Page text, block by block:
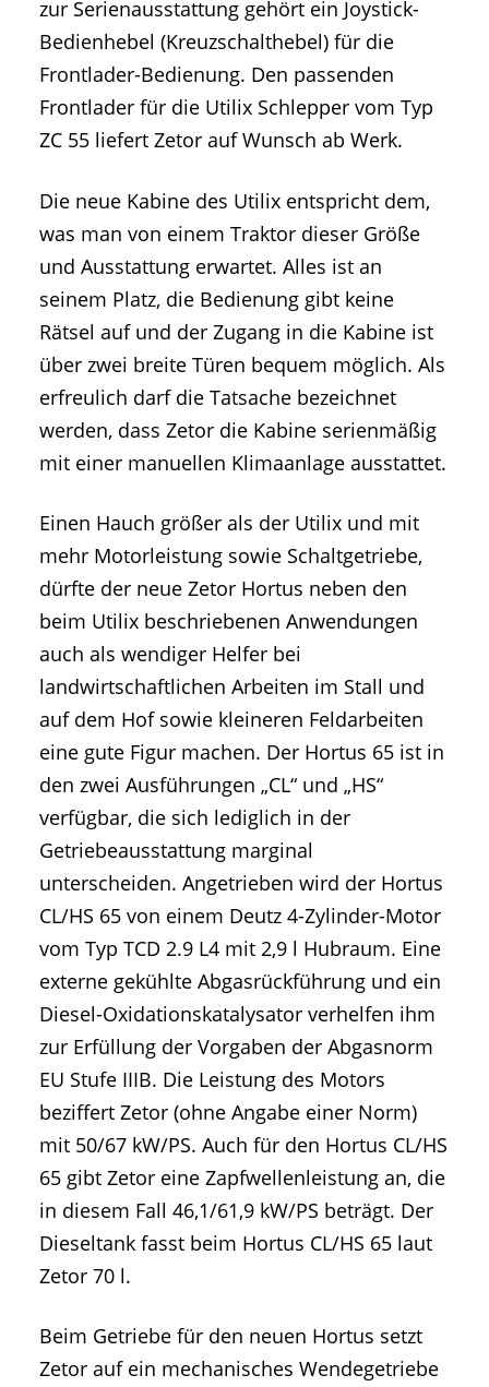
zur Serienausstattung gehört ein Joystick-
Bedienhebel (Kreuzschalthebel) für die
Frontlader-Bedienung. Den passenden
Frontlader für die Utilix Schlepper vom Typ
ZC 55 liefert Zetor auf Wunsch ab Werk.
Die neue Kabine des Utilix entspricht dem,
was man von einem Traktor dieser Größe
und Ausstattung erwartet. Alles ist an
seinem Platz, die Bedienung gibt keine
Rätsel auf und der Zugang in die Kabine ist
über zwei breite Türen bequem möglich. Als
erfreulich darf die Tatsache bezeichnet
werden, dass Zetor die Kabine serienmäßig
mit einer manuellen Klimaanlage ausstattet.
Einen Hauch größer als der Utilix und mit
mehr Motorleistung sowie Schaltgetriebe,
dürfte der neue Zetor Hortus neben den
beim Utilix beschriebenen Anwendungen
auch als wendiger Helfer bei
landwirtschaftlichen Arbeiten im Stall und
auf dem Hof sowie kleineren Feldarbeiten
eine gute Figur machen. Der Hortus 65 ist in
den zwei Ausführungen „CL“ und „HS“
verfügbar, die sich lediglich in der
Getriebeausstattung marginal
unterscheiden. Angetrieben wird der Hortus
CL/HS 65 von einem Deutz 4-Zylinder-Motor
vom Typ TCD 2.9 L4 mit 2,9 l Hubraum. Eine
externe gekühlte Abgasrückführung und ein
Diesel-Oxidationskatalysator verhelfen ihm
zur Erfüllung der Vorgaben der Abgasnorm
EU Stufe IIIB. Die Leistung des Motors
beziffert Zetor (ohne Angabe einer Norm)
mit 50/67 kW/PS. Auch für den Hortus CL/HS
65 gibt Zetor eine Zapfwellenleistung an, die
in diesem Fall 46,1/61,9 kW/PS beträgt. Der
Dieseltank fasst beim Hortus CL/HS 65 laut
Zetor 70 l.
Beim Getriebe für den neuen Hortus setzt
Zetor auf ein mechanisches Wendegetriebe